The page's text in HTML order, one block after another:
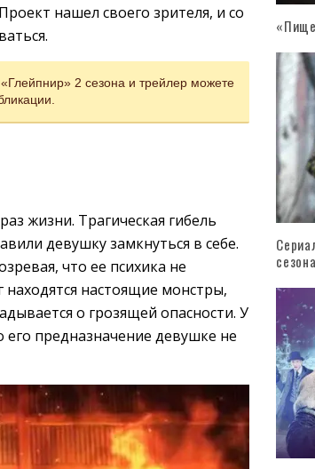
нашел своего зрителя, и со
2 сезона и трейлер можете
жизни. Трагическая гибель
девушку замкнуться в себе.
что ее психика не
настоящие монстры,
о грозящей опасности. У
предназначение девушке не
сезона